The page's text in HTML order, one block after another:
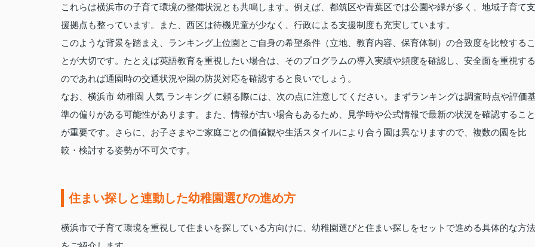
これらは横浜市の子育て環境の整備状況とも共鳴します。例えば、都筑区や青葉区では公園や緑が多く、地域子育て支
援拠点も整っています。また、西区は待機児童が少なく、行政による支援制度も充実しています。
このような背景を踏まえ、ランキング上位園とご自身の希望条件（立地、教育内容、保育体制）の合致度を比較するこ
とが大切です。たとえば英語教育を重視したい場合は、そのプログラムの導入実績や頻度を確認し、安全面を重視する
のであれば通園時の交通状況や園の防災対応を確認すると良いでしょう。
なお、横浜市 幼稚園 人気 ランキング に頼る際には、次の点に注意してください。まずランキングは調査時点や評価
準の偏りがある可能性があります。また、情報が古い場合もあるため、見学時や公式情報で最新の状況を確認すること
が重要です。さらに、お子さまやご家庭ごとの価値観や生活スタイルにより合う園は異なりますので、複数の園を比
較・検討する姿勢が不可欠です。
住まい探しと連動した幼稚園選びの進め方
横浜市で子育て環境を重視して住まいを探している方向けに、幼稚園選びと住まい探しをセットで進める具体的な方法